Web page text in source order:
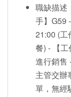
職缺描述
手】G59
21:00 (工
餐) - 【
進行銷售
主管交辦
單，無經